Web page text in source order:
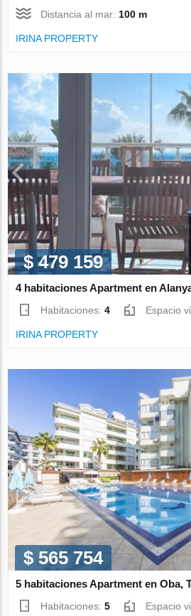
Distancia al mar:100 m
IRINA PROPERTY
$ 479 159
4 habitaciones Apartment en
Habitaciones:4 Espacio
IRINA PROPERTY
$ 565 754
5 habitaciones Apartment en Oba,
Habitaciones:5 Espacio